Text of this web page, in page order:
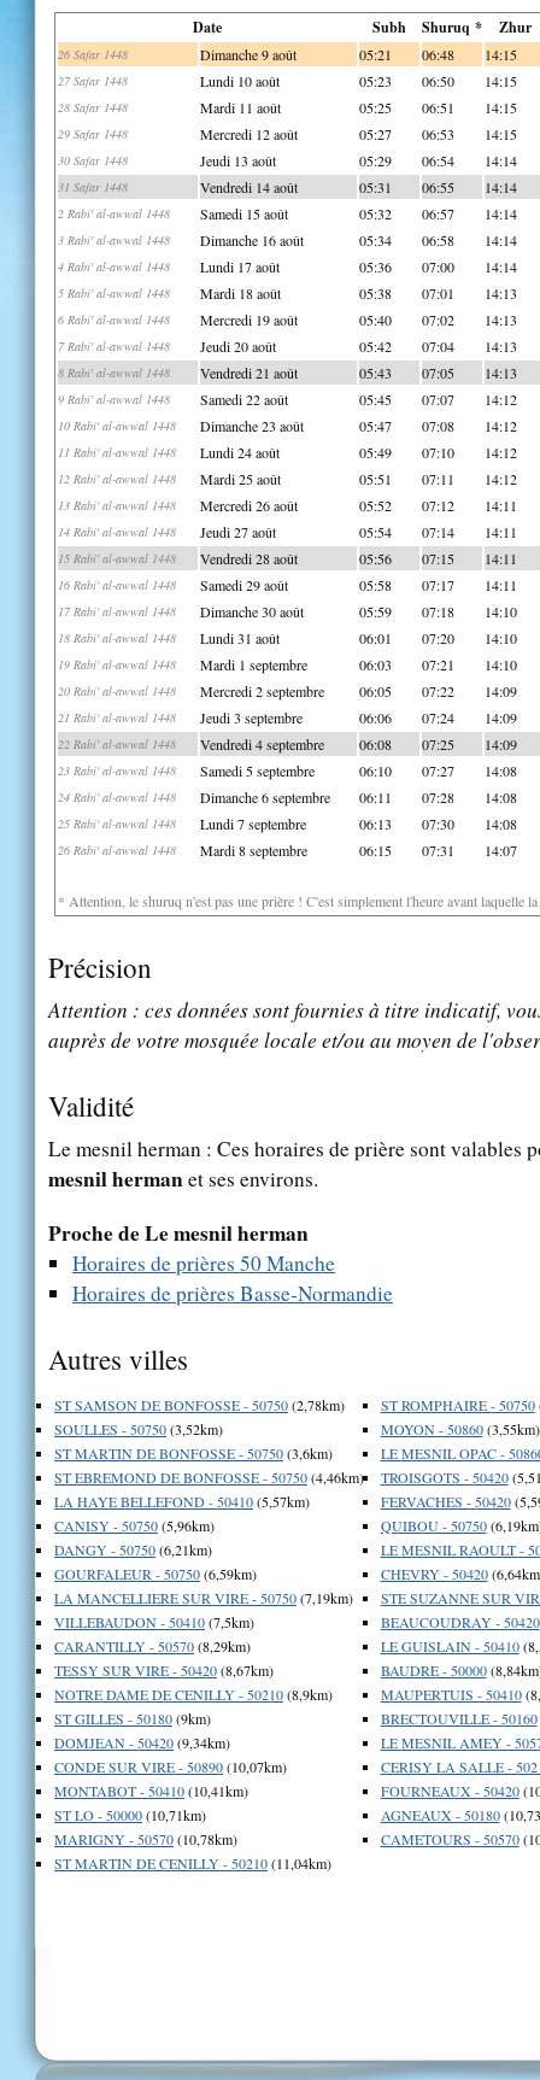
Date Subh Shuruq * Zhur
26 Safar 1448 Dimanche 9 août 05:21 06:48 14:15
27 Safar 1448 Lundi 10 août 05:23 06:50 14:15
28 Safar 1448 Mardi 11 août 05:25 06:51 14:15
29 Safar 1448 Mercredi 12 août 05:27 06:53 14:15
30 Safar 1448 Jeudi 13 août 05:29 06:54 14:14
31 Safar 1448 Vendredi 14 août 05:31 06:55 14:14
2 Rabi' al-awwal 1448 Samedi 15 août 05:32 06:57 14:14
3 Rabi' al-awwal 1448 Dimanche 16 août 05:34 06:58 14:14
4 Rabi' al-awwal 1448 Lundi 17 août 05:36 07:00 14:14
5 Rabi' al-awwal 1448 Mardi 18 août 05:38 07:01 14:13
6 Rabi' al-awwal 1448 Mercredi 19 août 05:40 07:02 14:13
7 Rabi' al-awwal 1448 Jeudi 20 août 05:42 07:04 14:13
8 Rabi' al-awwal 1448 Vendredi 21 août 05:43 07:05 14:13
9 Rabi' al-awwal 1448 Samedi 22 août 05:45 07:07 14:12
10 Rabi' al-awwal 1448 Dimanche 23 août 05:47 07:08 14:12
11 Rabi' al-awwal 1448 Lundi 24 août 05:49 07:10 14:12
12 Rabi' al-awwal 1448 Mardi 25 août 05:51 07:11 14:12
13 Rabi' al-awwal 1448 Mercredi 26 août 05:52 07:12 14:11
14 Rabi' al-awwal 1448 Jeudi 27 août 05:54 07:14 14:11
15 Rabi' al-awwal 1448 Vendredi 28 août 05:56 07:15 14:11
16 Rabi' al-awwal 1448 Samedi 29 août 05:58 07:17 14:11
17 Rabi' al-awwal 1448 Dimanche 30 août 05:59 07:18 14:10
18 Rabi' al-awwal 1448 Lundi 31 août 06:01 07:20 14:10
19 Rabi' al-awwal 1448 Mardi 1 septembre 06:03 07:21 14:10
20 Rabi' al-awwal 1448 Mercredi 2 septembre 06:05 07:22 14:09
21 Rabi' al-awwal 1448 Jeudi 3 septembre 06:06 07:24 14:09
22 Rabi' al-awwal 1448 Vendredi 4 septembre 06:08 07:25 14:09
23 Rabi' al-awwal 1448 Samedi 5 septembre 06:10 07:27 14:08
24 Rabi' al-awwal 1448 Dimanche 6 septembre 06:11 07:28 14:08
25 Rabi' al-awwal 1448 Lundi 7 septembre 06:13 07:30 14:08
26 Rabi' al-awwal 1448 Mardi 8 septembre 06:15 07:31 14:07
* Attention, le shuruq n'est pas une prière ! C'est simplement l'heure avant laquelle
Précision
Attention : ces données sont fournies à titre indicatif,
auprès de votre mosquée locale et/ou au moyen de
Validité
Le mesnil herman : Ces horaires de prière sont valables
mesnil hermanet ses environs.
Proche de Le mesnil herman
Horaires de prières 50 Manche
Horaires de prières Basse-Normandie
Autres villes
ST SAMSON DE BONFOSSE - 50750(2,78km)
SOULLES - 50750(3,52km)
ST MARTIN DE BONFOSSE - 50750(3,6km)
ST EBREMOND DE BONFOSSE - 50750(4,46km)
LA HAYE BELLEFOND - 50410(5,57km)
CANISY - 50750(5,96km)
DANGY - 50750(6,21km)
GOURFALEUR - 50750(6,59km)
LA MANCELLIERE SUR VIRE - 50750(7,19km)
VILLEBAUDON - 50410(7,5km)
CARANTILLY - 50570(8,29km)
TESSY SUR VIRE - 50420(8,67km)
NOTRE DAME DE CENILLY - 50210(8,9km)
ST GILLES - 50180(9km)
DOMJEAN - 50420(9,34km)
CONDE SUR VIRE - 50890(10,07km)
MONTABOT - 50410(10,41km)
ST LO - 50000(10,71km)
MARIGNY - 50570(10,78km)
ST MARTIN DE CENILLY - 50210(11,04km)
ST ROMPHAIRE - 50750
MOYON - 50860(3,55km)
LE MESNIL OPAC -
TROISGOTS - 50420
FERVACHES - 50420
QUIBOU - 50750
LE MESNIL RAOULT -
CHEVRY - 50420
STE SUZANNE SUR
BEAUCOUDRAY - 50420
LE GUISLAIN - 50410
BAUDRE - 50000
MAUPERTUIS - 50410
BRECTOUVILLE - 50160
LE MESNIL AMEY -
CERISY LA SALLE -
FOURNEAUX - 50420
AGNEAUX - 50180
CAMETOURS - 50570